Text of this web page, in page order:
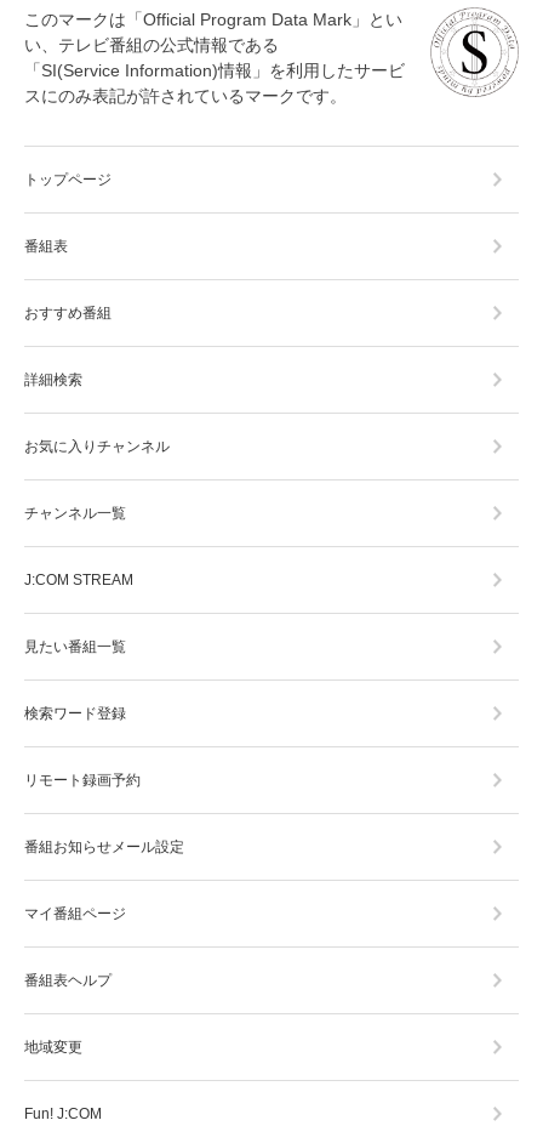
このマークは「Official Program Data Mark」とい
い、テレビ番組の公式情報である
「SI(Service Information)情報」を利用したサービ
スにのみ表記が許されているマークです。
トップページ
番組表
おすすめ番組
詳細検索
お気に入りチャンネル
チャンネル一覧
J:COM STREAM
見たい番組一覧
検索ワード登録
リモート録画予約
番組お知らせメール設定
マイ番組ページ
番組表ヘルプ
地域変更
Fun! J:COM